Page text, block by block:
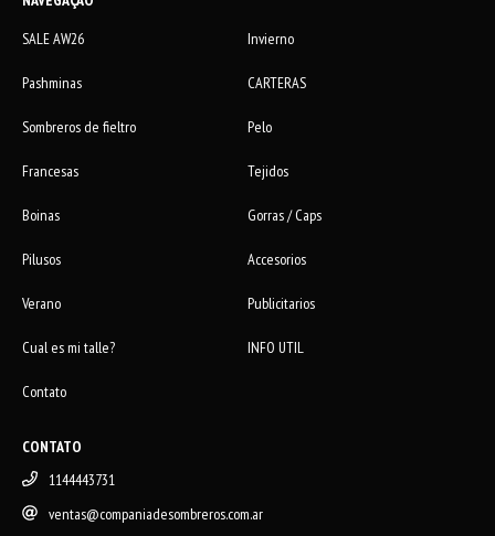
SALE AW26
Invierno
Pashminas CARTERAS
Sombreros de fieltro Pelo
Francesas Tejidos
Boinas Gorras / Caps
Pilusos Accesorios
Verano Publicitarios
Cual es mi talle? INFO UTIL
Contato
CONTATO
1144443731
ventas@companiadesombreros.com.ar